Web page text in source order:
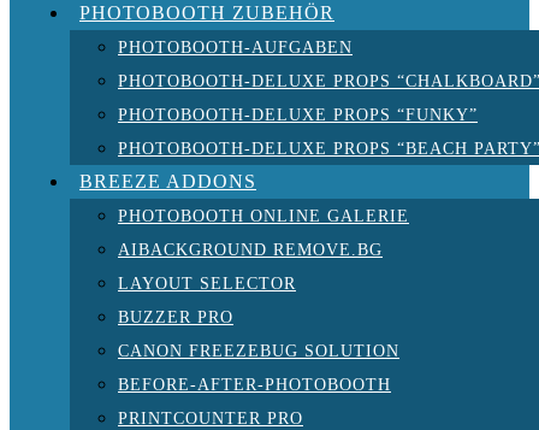
PHOTOBOOTH ZUBEHÖR
PHOTOBOOTH-AUFGABEN
PHOTOBOOTH-DELUXE PROPS
PHOTOBOOTH-DELUXE PROPS “FUNKY”
PHOTOBOOTH-DELUXE PROPS “BEACH
BREEZE ADDONS
PHOTOBOOTH ONLINE GALERIE
AIBACKGROUND REMOVE.BG
LAYOUT SELECTOR
BUZZER PRO
CANON FREEZEBUG SOLUTION
BEFORE-AFTER-PHOTOBOOTH
PRINTCOUNTER PRO